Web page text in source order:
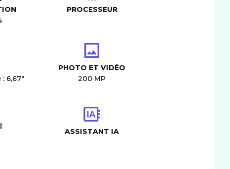
PROCESSEUR
6,67"
PHOTO ET VIDÉO
200 MP
ASSISTANT IA